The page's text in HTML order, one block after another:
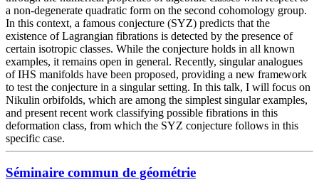
a non-degenerate quadratic form on the second cohomology group.
In this context, a famous conjecture (SYZ) predicts that the
existence of Lagrangian fibrations is detected by the presence of
certain isotropic classes. While the conjecture holds in all known
examples, it remains open in general. Recently, singular analogues
of IHS manifolds have been proposed, providing a new framework
to test the conjecture in a singular setting. In this talk, I will focus on
Nikulin orbifolds, which are among the simplest singular examples,
and present recent work classifying possible fibrations in this
deformation class, from which the SYZ conjecture follows in this
specific case.
Séminaire commun de géométrie